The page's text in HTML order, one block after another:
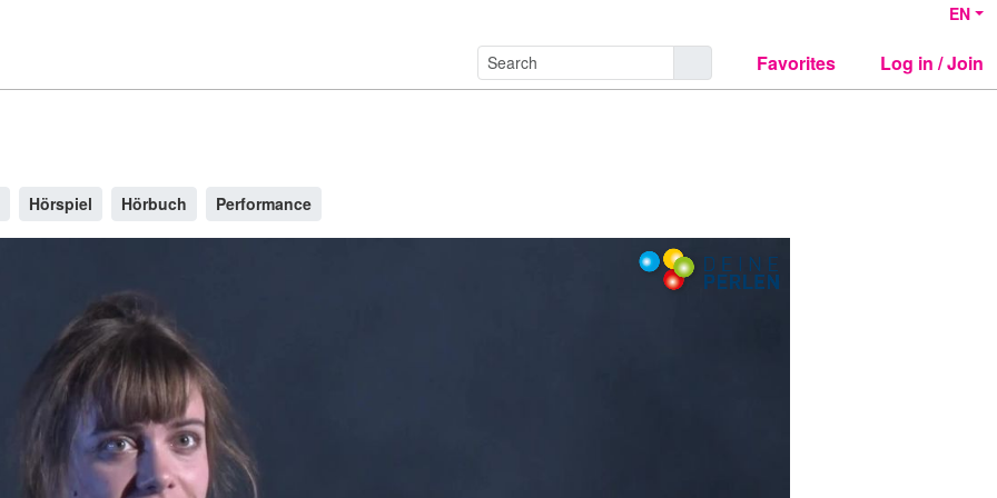
EN
Favorites Log in / Join
Hörspiel Hörbuch Performance